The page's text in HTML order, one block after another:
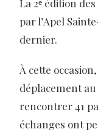
La 2ᵉ édition
par l’Apel
dernier.
À cette
déplacement
rencontrer 41
échanges ont